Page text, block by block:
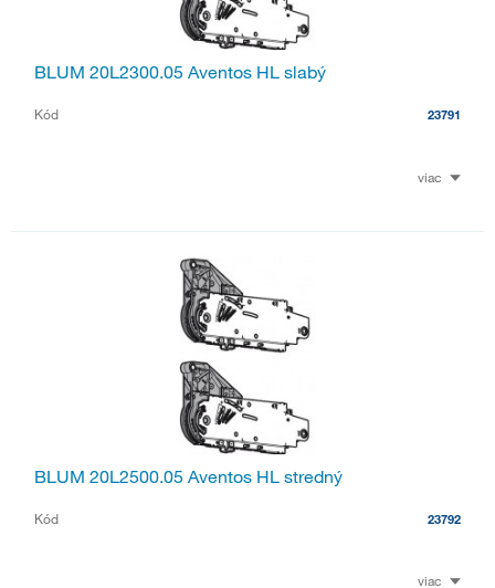
BLUM 20L2300.05 Aventos HL slabý
Kód 23791
viac
BLUM 20L2500.05 Aventos HL stredný
Kód 23792
viac